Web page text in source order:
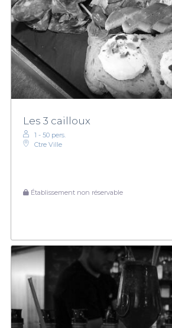
Les 3 cailloux
1 - 50 pers.
Ctre Ville
Établissement non réservable